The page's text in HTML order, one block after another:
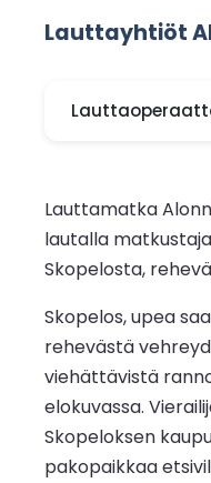
Lauttayhtiöt
Lauttamatka
lautalla
Skopelosta,
Skopelos, upea
rehevästä
viehättävistä
elokuvassa.
Skopeloksen
pakopaikkaa